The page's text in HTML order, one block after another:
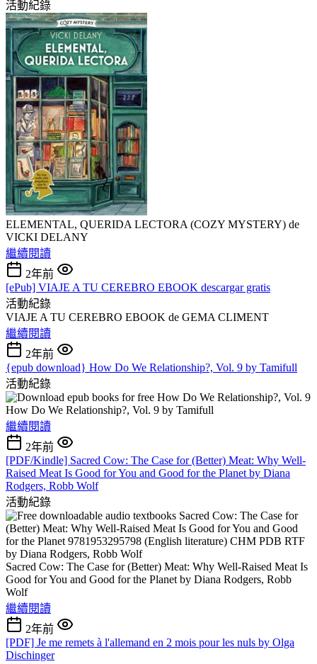
活動紀錄
ELEMENTAL, QUERIDA LECTORA (COZY MYSTERY) de
VICKI DELANY
繼續閱讀
2年前
[ePub] VIAJE A TU CEREBRO EBOOK descargar gratis
活動紀錄
VIAJE A TU CEREBRO EBOOK de GEMA CLIMENT
繼續閱讀
2年前
{epub download} How Do We Relationship?, Vol. 9 by Tamifull
活動紀錄
How Do We Relationship?, Vol. 9 by Tamifull
繼續閱讀
2年前
[PDF/Kindle] Sacred Cow: The Case for (Better) Meat: Why Well-
Raised Meat Is Good for You and Good for the Planet by Diana
Rodgers, Robb Wolf
活動紀錄
Sacred Cow: The Case for (Better) Meat: Why Well-Raised Meat Is
Good for You and Good for the Planet by Diana Rodgers, Robb
Wolf
繼續閱讀
2年前
[PDF] Je me remets à l'allemand en 2 mois pour les nuls by Olga
Dischinger